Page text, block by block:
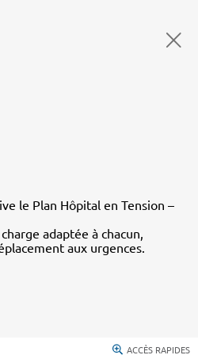
le Plan Hôpital en Tension –
adaptée à chacun,
aux urgences.
ACCÈS RAPIDES